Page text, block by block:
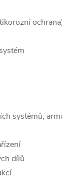
systémů,
dílů